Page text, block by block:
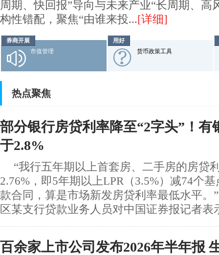
周期、快回报”导向与未来产业“长周期、高
构性错配，聚焦“由谁来投...[详细]
券商开展
市值管理
用好
货币政策工具
热点聚焦
部分银行房贷利率降至“2字头”！有
于2.8%
“我行五年期以上首套房、二手房的房贷
2.76%，即5年期以上LPR（3.5%）减74个
款合同，算是市场新发房贷利率最低水平。
区某支行贷款业务人员对中国证券报记者表
百余家上市公司发布2026年半年报